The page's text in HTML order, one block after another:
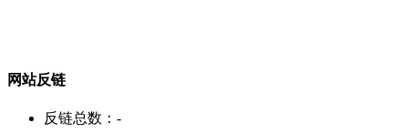
网站反链
反链总数： -